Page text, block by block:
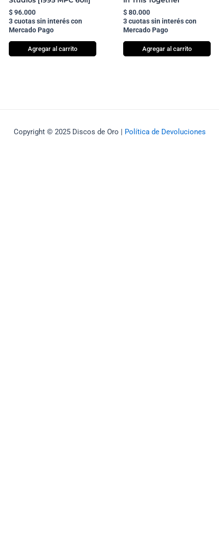
$96.000
3 cuotas sin interés con
Mercado Pago
Agregar al carrito
$80.000
3 cuotas sin interés con
Mercado Pago
Agregar al carrito
Copyright © 2025 Discos de Oro | Política de Devoluciones